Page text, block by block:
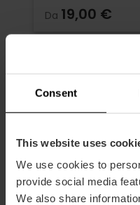
Consent
This website uses
We use cookies to
provide social media
We also share
Da 19,00 €